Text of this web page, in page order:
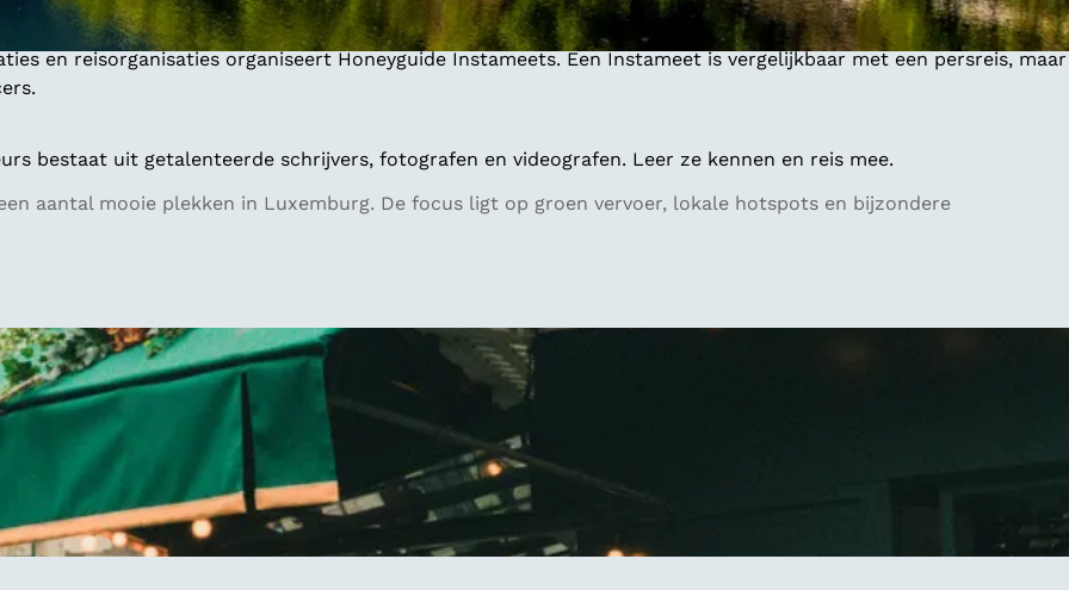
en reisorganisaties organiseert Honeyguide Instameets. Een Instameet is vergelijkbaar met een persreis, maar
bestaat uit getalenteerde schrijvers, fotografen en videografen. Leer ze kennen en reis mee.
aantal mooie plekken in Luxemburg. De focus ligt op groen vervoer, lokale hotspots en bijzondere